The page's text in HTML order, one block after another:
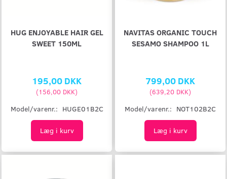
HUG ENJOYABLE HAIR GEL
SWEET 150ML
195,00 DKK
(156,00 DKK)
Model/varenr.: HUGE01B2C
Læg i kurv
NAVITAS ORGANIC TOUCH
SESAMO SHAMPOO 1L
799,00 DKK
(639,20 DKK)
Model/varenr.: NOT102B2C
Læg i kurv